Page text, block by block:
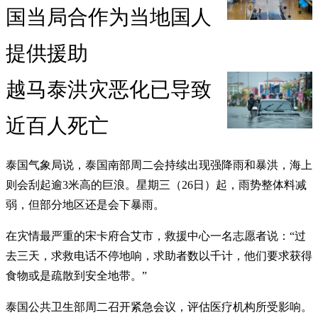
国当局合作为当地国人
提供援助
越马泰洪灾恶化已导致
近百人死亡
泰国气象局说，泰国南部周二会持续出现强降雨和暴洪，海上
则会刮起逾3米高的巨浪。星期三（26日）起，雨势整体料减
弱，但部分地区还是会下暴雨。
在灾情最严重的宋卡府合艾市，救援中心一名志愿者说：“过
去三天，求救电话不停地响，求助者数以千计，他们要求获得
食物或是疏散到安全地带。”
泰国公共卫生部周二召开紧急会议，评估医疗机构所受影响。